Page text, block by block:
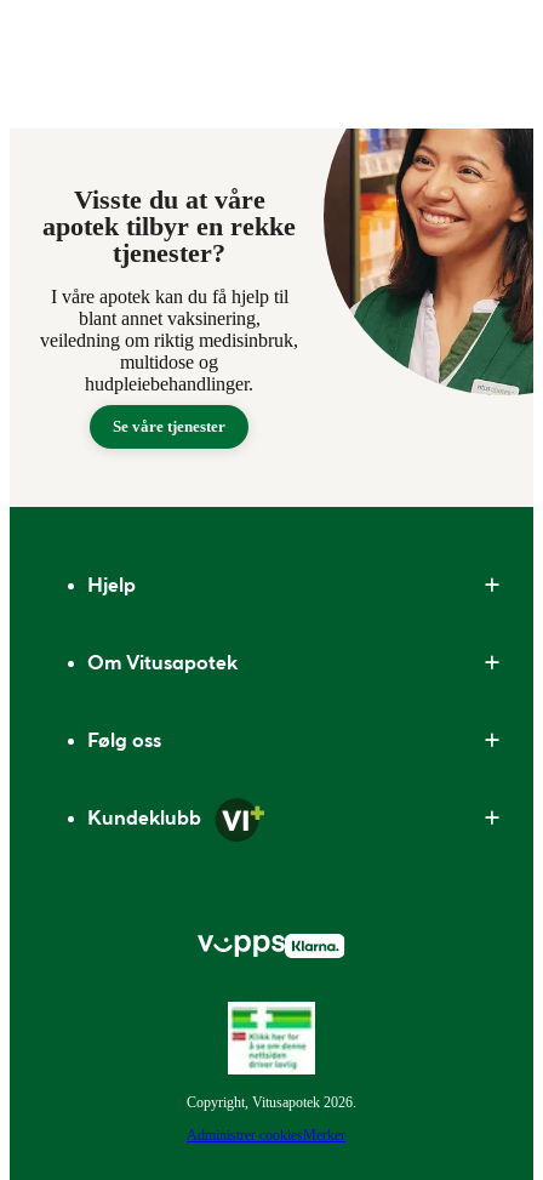
Visste du at våre
apotek tilbyr en rekke
tjenester?
I våre apotek kan du få hjelp til
blant annet vaksinering,
veiledning om riktig medisinbruk,
multidose og
hudpleiebehandlinger.
Se våre tjenester
Hjelp
Om Vitusapotek
Følg oss
Kundeklubb
Copyright, Vitusapotek 2026.
Administrer cookiesMerker